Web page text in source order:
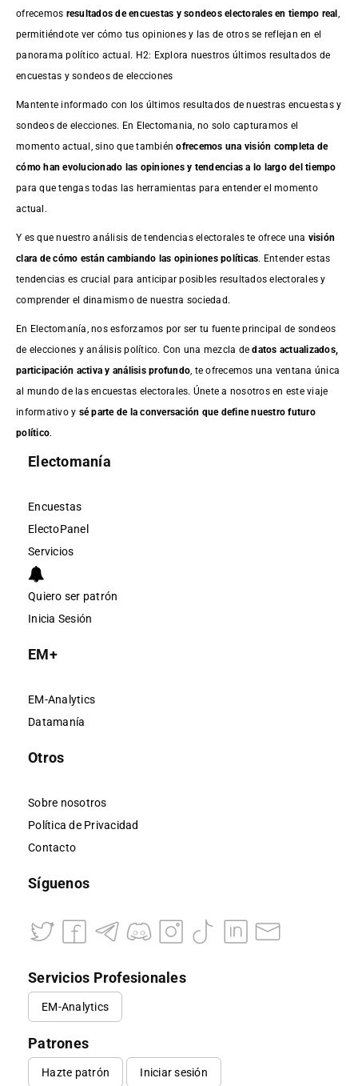
ofrecemos resultados deencuestas y sondeos electorales en tiempo real
permitiéndote ver cómo tus opiniones y las de otros se reflejan en el
panorama político actual. H2: Explora nuestros últimos resultados de
encuestas y sondeos de elecciones
Mantente informado con los últimos resultados de nuestras encuestasy
sondeos de elecciones. En Electomania, no solo capturamos el
momento actual, sino que tambiénofrecemos una visión completa de
cómo han evolucionado las opiniones y tendencias a lo largo del tiempo
para que tengas todas las herramientas para entender el momento
actual.
Y es que nuestro análisis de tendencias electorales te ofrece una visión
clara de cómo están cambiando las opiniones políticas. Entender estas
tendencias es crucial para anticipar posibles resultados electorales y
comprender el dinamismo de nuestra sociedad.
En Electomanía, nos esforzamos por ser tu fuente principal de sondeos
de elecciones y análisis político. Con una mezcla dedatos actualizados,
participación activa y análisis profundo , te ofrecemos una ventana única
al mundo de las encuestas electorales. Únete a nosotros en este viaje
informativo y sé parte de la conversación que define nuestro futuro
político.
Electomanía
Encuestas
ElectoPanel
Servicios
Quiero ser patrón
Inicia Sesión
EM+
EM-Analytics
Datamanía
Otros
Sobre nosotros
Política de Privacidad
Contacto
Síguenos
Servicios Profesionales
EM-Analytics
Patrones
Hazte patrón Iniciar sesión